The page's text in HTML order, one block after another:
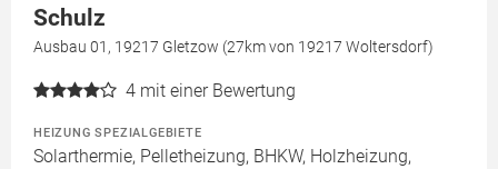
Schulz
Ausbau 01, 19217 Gletzow (27km von 19217 Woltersdorf)
4 mit einer Bewertung
HEIZUNG SPEZIALGEBIETE
Solarthermie, Pelletheizung, BHKW, Holzheizung,